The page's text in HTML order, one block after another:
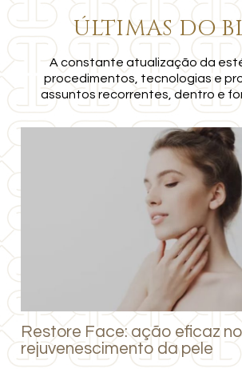
ÚLTIMAS DO
A constante atualização da
procedimentos, tecnologias e
assuntos recorrentes, dentro e
Restore Face: ação eficaz no
rejuvenescimento da pele